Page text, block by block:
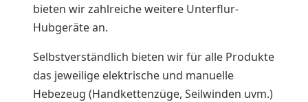
bieten wir zahlreiche weitere Unterflur-
Hubgeräte an.
Selbstverständlich bieten wir für alle Produkte
das jeweilige elektrische und manuelle
Hebezeug (Handkettenzüge, Seilwinden uvm.)